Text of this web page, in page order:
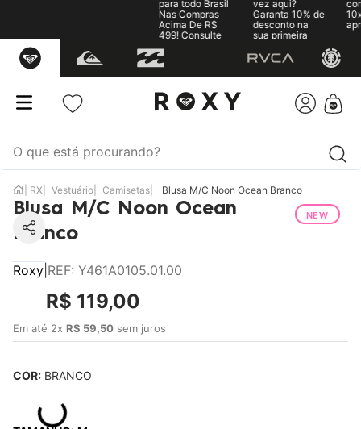
para todo Brasil
Nas Compras
Acima De R$
499! Consulte
as regras
vez aqui?
Garanta 10% de
desconto na
sua primeira
NEW
RX Vestuário Camisetas Blusa M/C Noon Ocean Branco
Blusa M/C Noon Ocean
Branco
Roxy REF: Y461A0105.01.00
R$ 119,00
Em até 2x R$ 59,50 sem juros
COR: BRANCO